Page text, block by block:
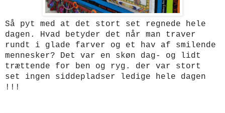
Så pyt med at det stort set regnede hele
dagen. Hvad betyder det når man traver
rundt i glade farver og et hav af smilende
mennesker? Det var en skøn dag- og lidt
trættende for ben og ryg. der var stort
set ingen siddepladser ledige hele dagen
!!!